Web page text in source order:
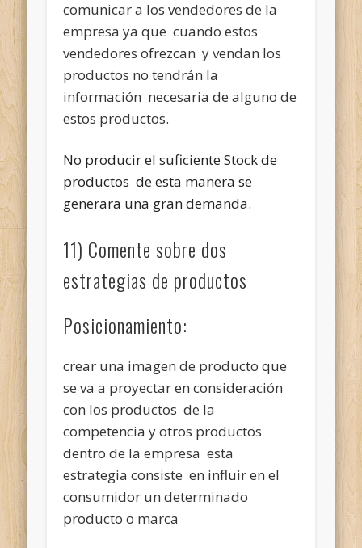
comunicar a los vendedores de la
empresa ya que cuando estos
vendedores ofrezcan y vendan los
productos no tendrán la
información necesaria de alguno de
estos productos.
No producir el suficiente Stock de
productos de esta manera se
generara una gran demanda.
11) Comente sobre dos
estrategias de productos
Posicionamiento:
crear una imagen de producto que
se va a proyectar en consideración
con los productos de la
competencia y otros productos
dentro de la empresa esta
estrategia consiste en influir en el
consumidor un determinado
producto o marca